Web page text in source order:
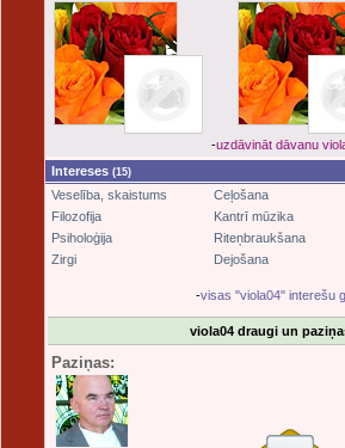
-uzdāvināt dāvanu
Intereses (15)
Veselība, skaistums Ceļošana
Filozofija
Kantrī mūzika
Psiholoģija
Riteņbraukšana
Zirgi
Dejošana
-visas "viola04" interešu
viola04 draugi un
Paziņas: